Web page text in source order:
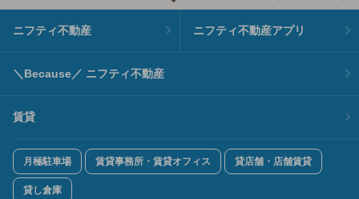
ニフティ不動産 ニフティ不動産アプリ
＼Because／ ニフティ不動産
賃貸
月極駐車場 賃貸事務所・賃貸オフィス 貸店舗・店舗賃貸
貸し倉庫